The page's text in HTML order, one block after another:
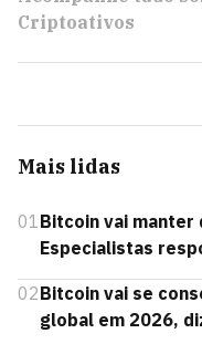
Criptoativos
Mais lidas
01Bitcoin vai manter
Especialistas
02Bitcoin vai se
global em 2026,